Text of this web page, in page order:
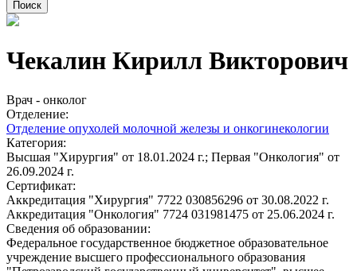
Чекалин Кирилл Викторович
Врач - онколог
Отделение:
Отделение опухолей молочной железы и онкогинекологии
Категория:
Высшая "Хирургия" от 18.01.2024 г.; Первая "Онкология" от
26.09.2024 г.
Сертификат:
Аккредитация "Хирургия" 7722 030856296 от 30.08.2022 г.
Аккредитация "Онкология" 7724 031981475 от 25.06.2024 г.
Сведения об образовании:
Федеральное государственное бюджетное образовательное
учреждение высшего профессионального образования